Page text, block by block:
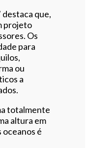
destaca que,
projeto
Os
para
ou
a
totalmente
altura em
oceanos é